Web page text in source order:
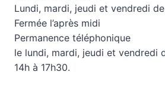
Lundi, mardi, jeudi et vendredi
Fermée l’après midi
Permanence téléphonique
le lundi, mardi, jeudi et vendredi
14h à 17h30.